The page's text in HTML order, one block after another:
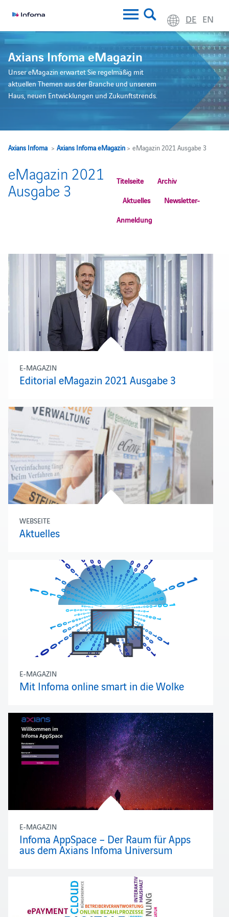
DE EN
Axians Infoma eMagazin
Unser eMagazin erwartet Sie regelmäßig mit
aktuellen Themen aus der Branche und unserem
Haus, neuen Entwicklungen und Zukunftstrends.
Axians Infoma> Axians Infoma eMagazin> eMagazin 2021 Ausgabe 3
eMagazin 2021
Ausgabe 3
Titelseite
Archiv
Aktuelles
Newsletter-
Anmeldung
E-MAGAZIN
Editorial eMagazin 2021 Ausgabe 3
WEBSEITE
Aktuelles
E-MAGAZIN
Mit Infoma online smart in die Wolke
E-MAGAZIN
Infoma AppSpace – Der Raum für Apps
aus dem Axians Infoma Universum